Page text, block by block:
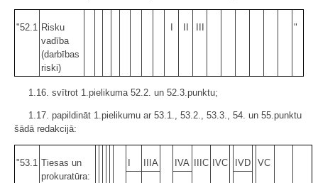
"52.1 Risku
vadība
(darbības
riski)
"
1.16. svītrot 1.pielikuma 52.2. un 52.3.punktu;
1.17. papildināt 1.pielikumu ar 53.1., 53.2., 53.3., 54. un 55.punktu
šādā redakcijā:
"53.1 Tiesas un
prokuratūra:
IIIA IVA IIIC IVC IVD VC